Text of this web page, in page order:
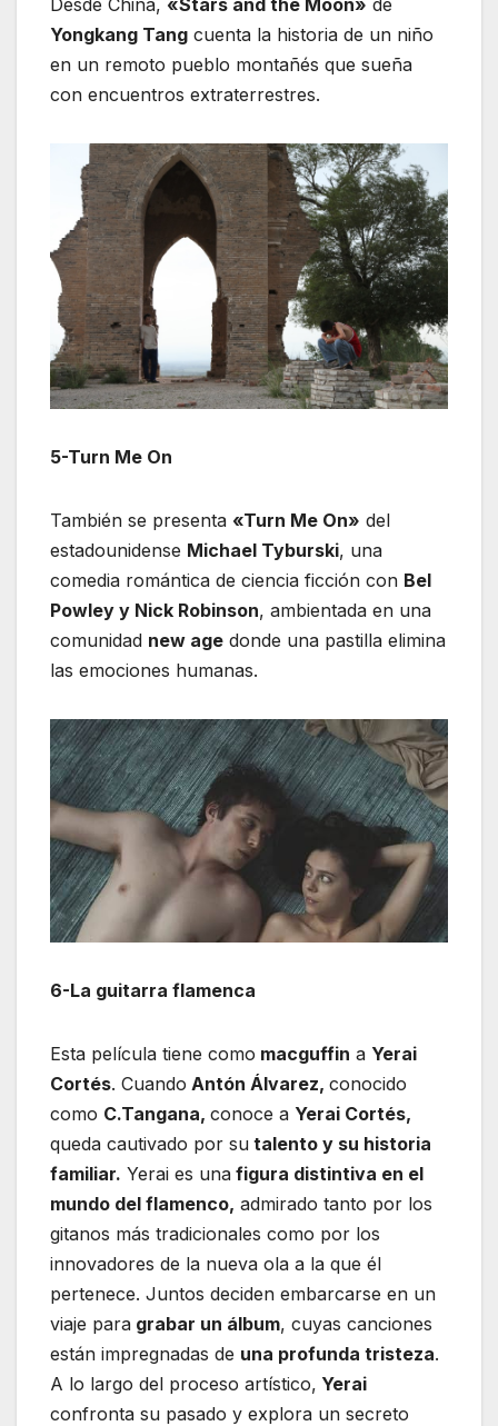
Yongkang Tang cuenta la historia de un niño
en un remoto pueblo montañés que sueña
con encuentros extraterrestres.
5-Turn Me On
También se presenta «Turn Me On» del
estadounidense Michael Tyburski, una
comedia romántica de ciencia ficción con Bel
Powley y Nick Robinson, ambientada en una
comunidad new age donde una pastilla elimina
las emociones humanas.
6-La guitarra flamenca
Esta película tiene como macguffin a Yerai
Cortés. Cuando Antón Álvarez, conocido
como C.Tangana, conoce a Yerai Cortés,
queda cautivado por su talento y su historia
familiar. Yerai es una figura distintiva en el
mundo del flamenco, admirado tanto por los
gitanos más tradicionales como por los
innovadores de la nueva ola a la que él
pertenece. Juntos deciden embarcarse en un
viaje para grabar un álbum, cuyas canciones
están impregnadas de una profunda tristeza.
A lo largo del proceso artístico, Yerai
confronta su pasado y explora un secreto